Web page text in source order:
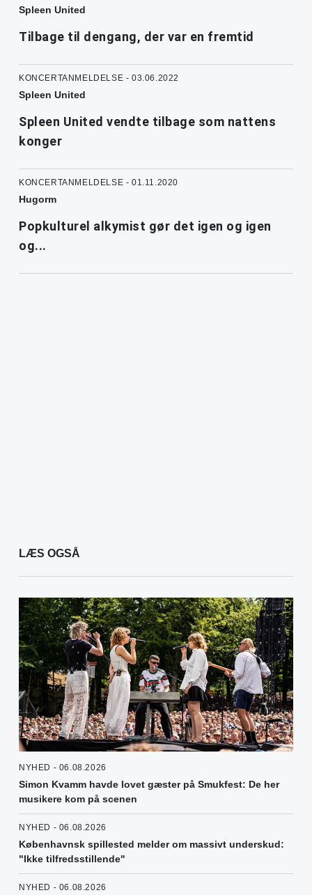
Spleen United
Tilbage til dengang, der var en fremtid
KONCERTANMELDELSE - 03.06.2022
Spleen United
Spleen United vendte tilbage som nattens
konger
KONCERTANMELDELSE - 01.11.2020
Hugorm
Popkulturel alkymist gør det igen og igen
og...
LÆS OGSÅ
NYHED - 06.08.2026
Simon Kvamm havde lovet gæster på Smukfest: De her
musikere kom på scenen
NYHED - 06.08.2026
Københavnsk spillested melder om massivt underskud:
"Ikke tilfredsstillende"
NYHED - 06.08.2026